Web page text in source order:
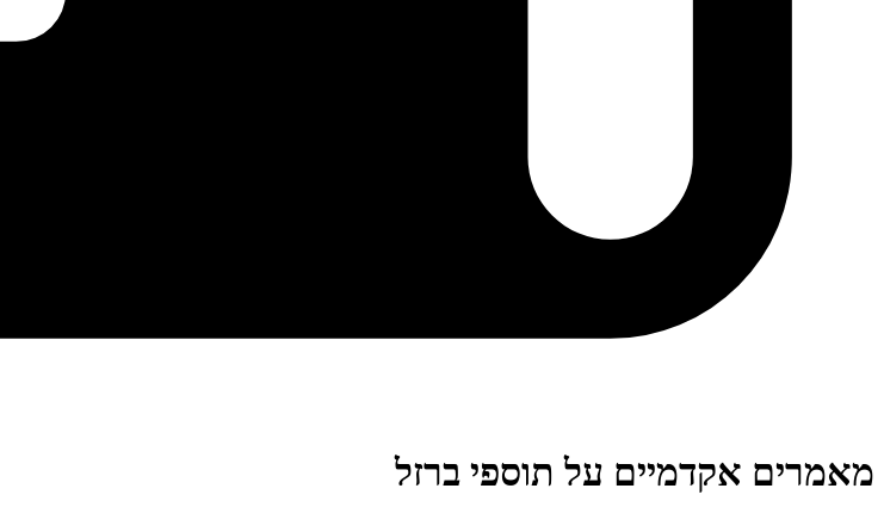
מאמרים אקדמיים על תוספי ברזל